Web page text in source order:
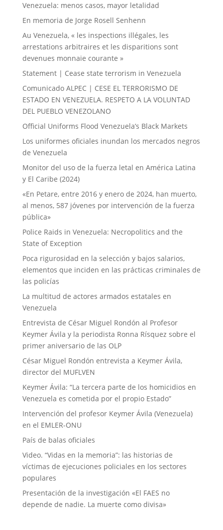
Venezuela: menos casos, mayor letalidad
En memoria de Jorge Rosell Senhenn
Au Venezuela, « les inspections illégales, les
arrestations arbitraires et les disparitions sont
devenues monnaie courante »
Statement | Cease state terrorism in Venezuela
Comunicado ALPEC | CESE EL TERRORISMO DE
ESTADO EN VENEZUELA. RESPETO A LA VOLUNTAD
DEL PUEBLO VENEZOLANO
Official Uniforms Flood Venezuela’s Black Markets
Los uniformes oficiales inundan los mercados negros
de Venezuela
Monitor del uso de la fuerza letal en América Latina
y El Caribe (2024)
«En Petare, entre 2016 y enero de 2024, han muerto,
al menos, 587 jóvenes por intervención de la fuerza
pública»
Police Raids in Venezuela: Necropolitics and the
State of Exception
Poca rigurosidad en la selección y bajos salarios,
elementos que inciden en las prácticas criminales de
las policías
La multitud de actores armados estatales en
Venezuela
Entrevista de César Miguel Rondón al Profesor
Keymer Ávila y la periodista Ronna Rísquez sobre el
primer aniversario de las OLP
César Miguel Rondón entrevista a Keymer Ávila,
director del MUFLVEN
Keymer Ávila: “La tercera parte de los homicidios en
Venezuela es cometida por el propio Estado”
Intervención del profesor Keymer Ávila (Venezuela)
en el EMLER-ONU
País de balas oficiales
Video. “Vidas en la memoria”: las historias de
víctimas de ejecuciones policiales en los sectores
populares
Presentación de la investigación «El FAES no
depende de nadie. La muerte como divisa»